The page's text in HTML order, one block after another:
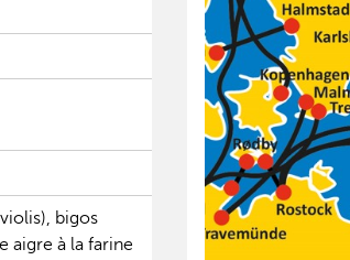
bigos
aigre à la farine